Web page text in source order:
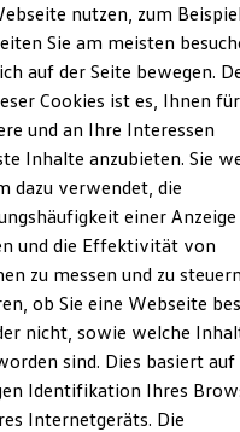
Kauf
Förderung
und Konnektivität
Software 6
Versionen und
Extras
zu Ihrem ID.
R und R Experience
entdecken
nächsten
Schritte
nutzen, zum
Sie am meisten
auf der Seite bewegen.
Cookies ist es, Ihnen
und an Ihre Interessen
Inhalte anzubieten. Sie
dazu verwendet, die
einer Anzeige
und die Effektivität von
zu messen und zu
ob Sie eine Webseite
nicht, sowie welche
sind. Dies basiert
Identifikation Ihres
Internetgeräts. Die